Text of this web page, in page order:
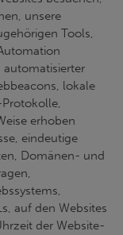
unsere
Tools,
lokale
Protokolle,
erhoben
eindeutige
Domänen- und
auf den Websites
der Website-